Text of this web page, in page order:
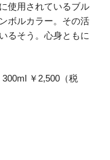
使用されているブル
ボルカラー。その活
るそう。心身ともに
￥2,500（税